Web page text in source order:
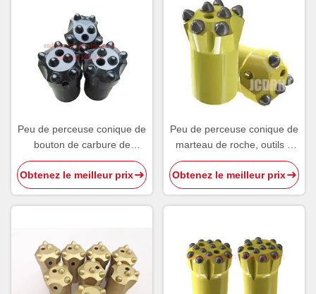
Peu de perceuse conique de
bouton de carbure de
tungstène pour le perçage
de banc de tunnel de
carrière
Obtenez le meilleur prix
Peu de perceuse conique de
marteau de roche, outils à
pastilles ballistiques
sphériques 7 degrés
Obtenez le meilleur prix